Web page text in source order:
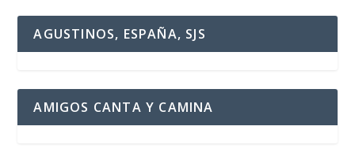
AGUSTINOS, ESPAÑA, SJS
AMIGOS CANTA Y CAMINA